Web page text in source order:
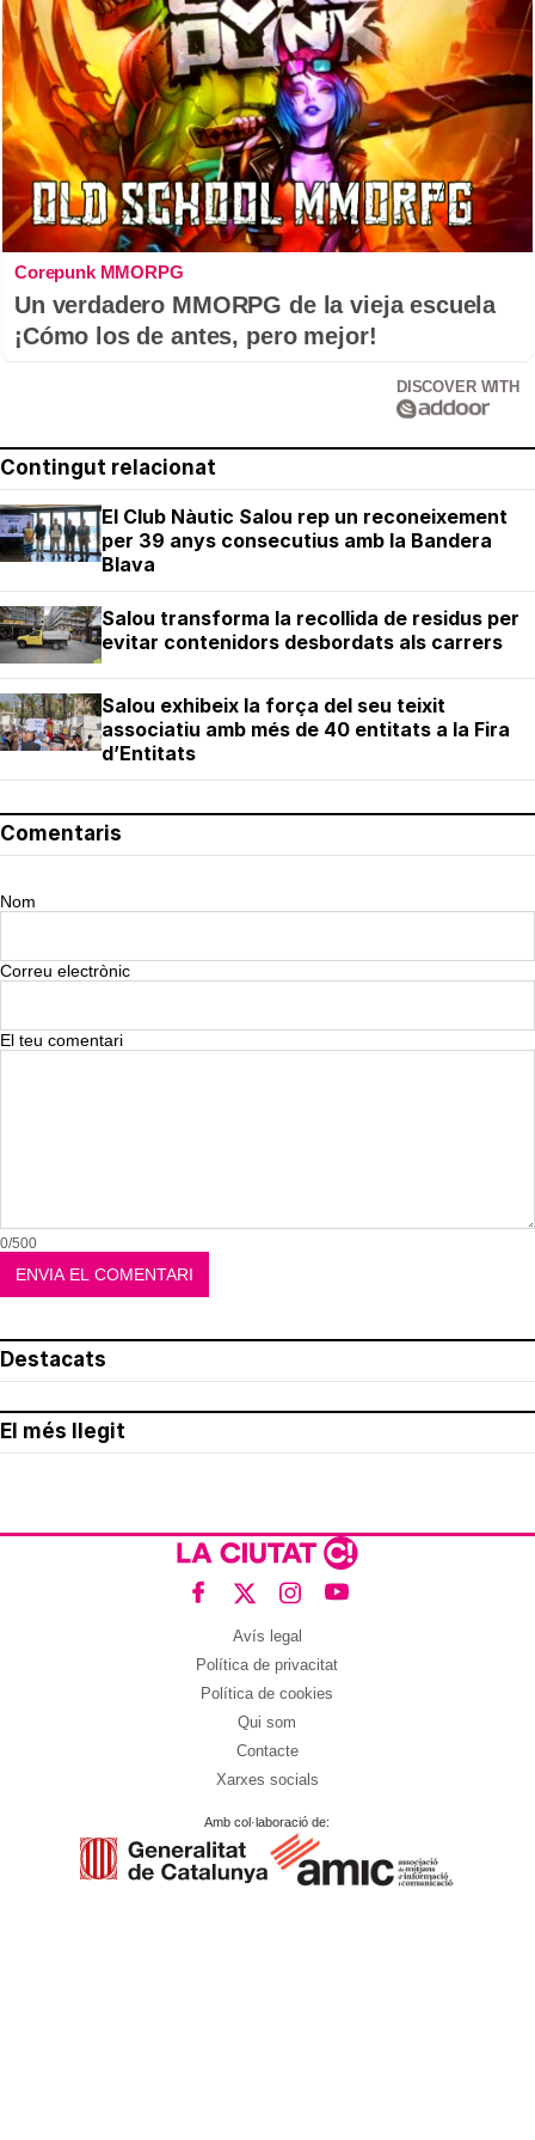
Corepunk MMORPG
Un verdadero MMORPG de la vieja escuela
¡Cómo los de antes, pero mejor!
DISCOVER WITH
Contingut relacionat
El Club Nàutic Salou rep un reconeixement
per 39 anys consecutius amb la Bandera
Blava
Salou transforma la recollida de residus per
evitar contenidors desbordats als carrers
Salou exhibeix la força del seu teixit
associatiu amb més de 40 entitats a la Fira
d’Entitats
Comentaris
Nom
Correu electrònic
El teu comentari
0/500
Destacats
El més llegit
Avís legal
Política de privacitat
Política de cookies
Qui som
Contacte
Xarxes socials
Amb col·laboració de: